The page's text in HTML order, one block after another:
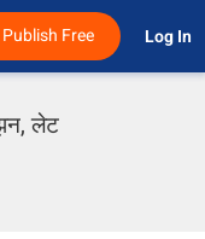
Publish Free Log In
लेट